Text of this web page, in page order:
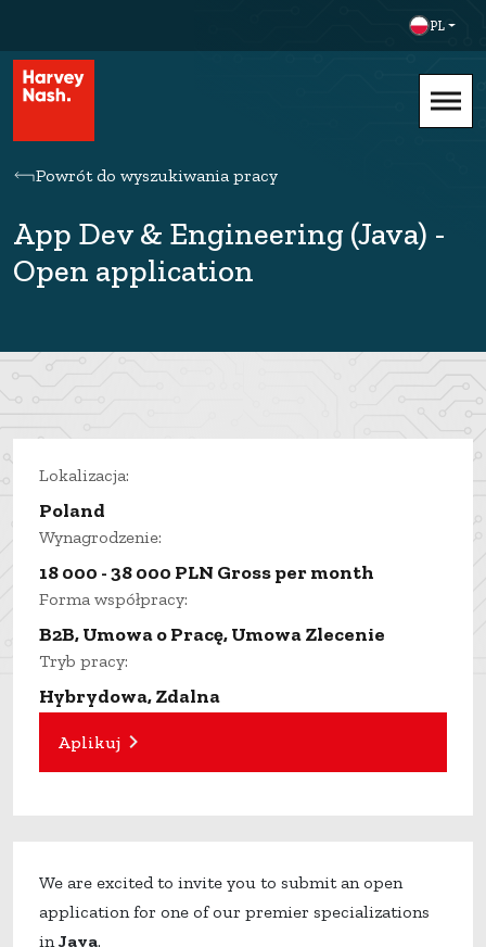
PL
Powrót do wyszukiwania pracy
App Dev & Engineering (Java) -
Open application
Lokalizacja:
Poland
Wynagrodzenie:
18 000 - 38 000 PLN Gross per month
Forma współpracy:
B2B,Umowa o Pracę,Umowa Zlecenie
Tryb pracy:
Hybrydowa,Zdalna
Aplikuj
We are excited to invite you to submit an open
application for one of our premier specializations
in Java.